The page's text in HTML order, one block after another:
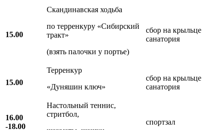
15.00
Скандинавская ходьба
по терренкуру «Сибирский
тракт»
(взять палочки у портье)
сбор на крыльце
санатория
15.00
Терренкур
«Дуняшин ключ»
сбор на крыльце
санатория
16.00
-18.00
Настольный теннис,
стритбол,
спортзал